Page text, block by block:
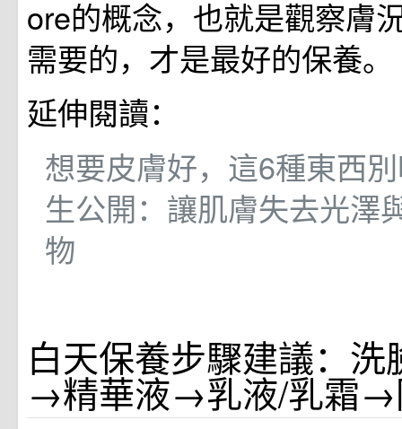
ore的概念，也就是觀察膚
需要的，才是最好的保養。
延伸閱讀：
想要皮膚好，這6種東西
生公開：讓肌膚失去光澤
物
白天保養步驟建議：
→精華液→乳液/乳霜→